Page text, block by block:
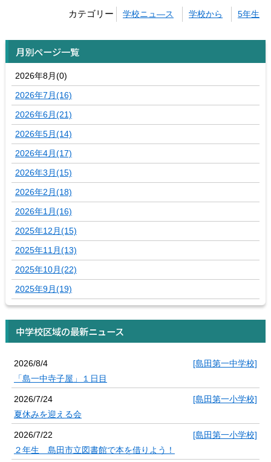
カテゴリー 学校ニュ―ス 学校から 5年生
月別ページ一覧
2026年8月(0)
2026年7月(16)
2026年6月(21)
2026年5月(14)
2026年4月(17)
2026年3月(15)
2026年2月(18)
2026年1月(16)
2025年12月(15)
2025年11月(13)
2025年10月(22)
2025年9月(19)
中学校区域の最新ニュース
2026/8/4
[島田第一中学校]
「島一中寺子屋」１日目
2026/7/24
[島田第一小学校]
夏休みを迎える会
2026/7/22
[島田第一小学校]
２年生 島田市立図書館で本を借りよう！